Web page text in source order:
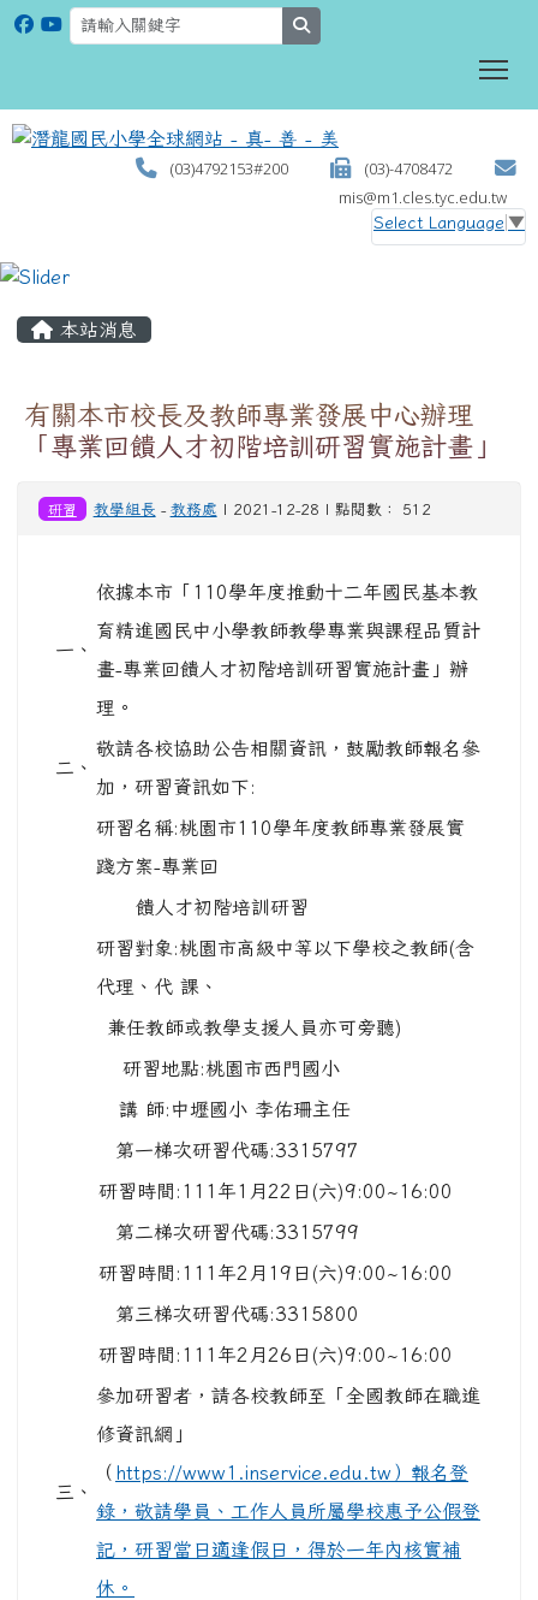
(03)4792153#200
(03)-4708472
mis@m1.cles.tyc.edu.tw
Select Language ▼
本站消息
有關本市校長及教師專業發展中心辦理
「專業回饋人才初階培訓研習實施計畫」
研習 教學組長 - 教務處 | 2021-12-28 | 點閱數： 512
一、
依據本市「110學年度推動十二年國民基本教
育精進國民中小學教師教學專業與課程品質計
畫-專業回饋人才初階培訓研習實施計畫」辦
理。
二、
敬請各校協助公告相關資訊，鼓勵教師報名參
加，研習資訊如下:
研習名稱:桃園市110學年度教師專業發展實
踐方案-專業回
饋人才初階培訓研習
研習對象:桃園市高級中等以下學校之教師(含
代理、代 課、
兼任教師或教學支援人員亦可旁聽)
研習地點:桃園市西門國小
講 師:中壢國小 李佑珊主任
第一梯次研習代碼:3315797
研習時間:111年1月22日(六)9:00~16:00
第二梯次研習代碼:3315799
研習時間:111年2月19日(六)9:00~16:00
第三梯次研習代碼:3315800
研習時間:111年2月26日(六)9:00~16:00
三、
參加研習者，請各校教師至「全國教師在職進
修資訊網」
（ https://www1.inservice.edu.tw）報名登
錄，敬請學員、工作人員所屬學校惠予公假登
記，研習當日適逢假日，得於一年內核實補
休。